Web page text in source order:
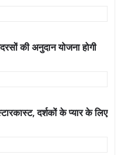
की अनुदान योजना होगी
दर्शकों के प्यार के लिए